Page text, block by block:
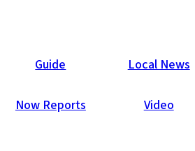
Guide Local News
Now Reports Video